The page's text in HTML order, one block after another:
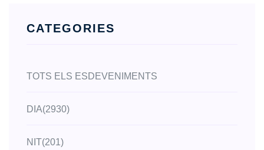
CATEGORIES
TOTS ELS ESDEVENIMENTS
DIA(2930)
NIT(201)